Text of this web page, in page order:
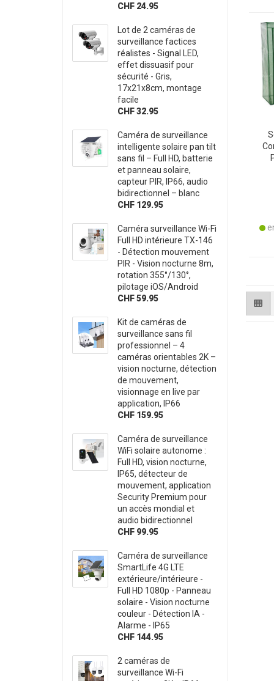
CHF 24.95
Lot de 2 caméras de
surveillance factices
réalistes - Signal LED,
effet dissuasif pour
sécurité - Gris,
17x21x8cm, montage
facile
CHF 32.95
Caméra de surveillance
intelligente solaire pan tilt
sans fil – Full HD, batterie
et panneau solaire,
capteur PIR, IP66, audio
bidirectionnel – blanc
CHF 129.95
Caméra surveillance Wi-Fi
Full HD intérieure TX-146
- Détection mouvement
PIR - Vision nocturne 8m,
rotation 355°/130°,
pilotage iOS/Android
CHF 59.95
Kit de caméras de
surveillance sans fil
professionnel – 4
caméras orientables 2K –
vision nocturne, détection
de mouvement,
visionnage en live par
application, IP66
CHF 159.95
Caméra de surveillance
WiFi solaire autonome :
Full HD, vision nocturne,
IP65, détecteur de
mouvement, application
Security Premium pour
un accès mondial et
audio bidirectionnel
CHF 99.95
Caméra de surveillance
SmartLife 4G LTE
extérieure/intérieure -
Full HD 1080p - Panneau
solaire - Vision nocturne
couleur - Détection IA -
Alarme - IP65
CHF 144.95
2 caméras de
surveillance Wi-Fi